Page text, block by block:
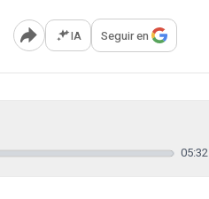
Abrir opciones para compartir
IA Seguir en
05:32